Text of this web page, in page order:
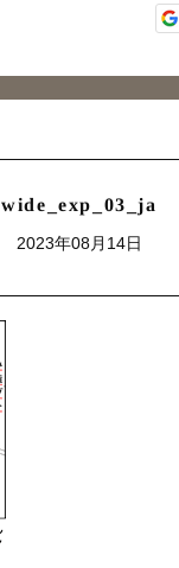
wide_exp_03_ja
2023年08月14日